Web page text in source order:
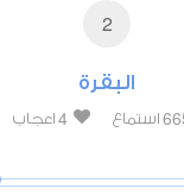
2
البقرة
استماع 4 اعجاب